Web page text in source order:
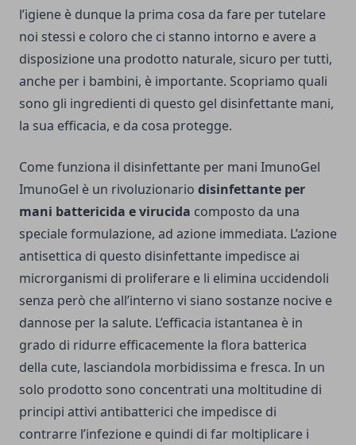
l’igiene è dunque la prima cosa da fare per tutelare
noi stessi e coloro che ci stanno intorno e avere a
disposizione una prodotto naturale, sicuro per tutti,
anche per i bambini, è importante. Scopriamo quali
sono gli ingredienti di questo gel disinfettante mani,
la sua efficacia, e da cosa protegge.
Come funziona il disinfettante per mani ImunoGel
ImunoGel è un rivoluzionario disinfettante per
mani battericida e virucida composto da una
speciale formulazione, ad azione immediata. L’azione
antisettica di questo disinfettante impedisce ai
microrganismi di proliferare e li elimina uccidendoli
senza però che all’interno vi siano sostanze nocive e
dannose per la salute. L’efficacia istantanea è in
grado di ridurre efficacemente la flora batterica
della cute, lasciandola morbidissima e fresca. In un
solo prodotto sono concentrati una moltitudine di
principi attivi antibatterici che impedisce di
contrarre l’infezione e quindi di far moltiplicare i